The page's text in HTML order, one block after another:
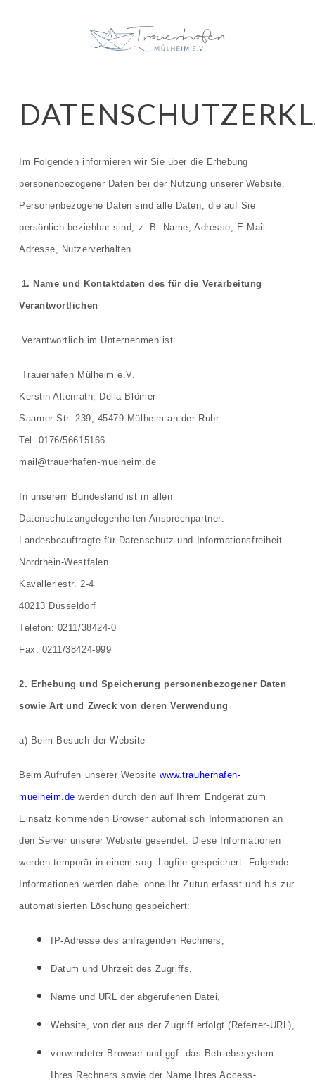
Im Folgenden informieren wir Sie über die Erhebung
personenbezogener Daten bei der Nutzung unserer Website.
Personenbezogene Daten sind alle Daten, die auf Sie
persönlich beziehbar sind, z. B. Name, Adresse, E-Mail-
Adresse, Nutzerverhalten.
1. Name und Kontaktdaten des für die Verarbeitung
Verantwortlichen
Verantwortlich im Unternehmen ist:
Trauerhafen Mülheim e.V.
Kerstin Altenrath, Delia Blömer
Saarner Str. 239, 45479 Mülheim an der Ruhr
Tel. 0176/56615166
mail@trauerhafen-muelheim.de
In unserem Bundesland ist in allen
Datenschutzangelegenheiten Ansprechpartner:
Landesbeauftragte für Datenschutz und Informationsfreiheit
Nordrhein-Westfalen
Kavalleriestr. 2-4
40213 Düsseldorf
Telefon: 0211/38424-0
Fax: 0211/38424-999
2. Erhebung und Speicherung personenbezogener Daten
sowie Art und Zweck von deren Verwendung
a) Beim Besuch der Website
Beim Aufrufen unserer Websitewww.trauherhafen-
muelheim.de werden durch den auf Ihrem Endgerät zum
Einsatz kommenden Browser automatisch Informationen an
den Server unserer Website gesendet. Diese Informationen
werden temporär in einem sog. Logfile gespeichert. Folgende
Informationen werden dabei ohne Ihr Zutun erfasst und bis zur
automatisierten Löschung gespeichert:
IP-Adresse des anfragenden Rechners,
Datum und Uhrzeit des Zugriffs,
Name und URL der abgerufenen Datei,
Website, von der aus der Zugriff erfolgt (Referrer-URL),
verwendeter Browser und ggf. das Betriebssystem
Ihres Rechners sowie der Name Ihres Access-